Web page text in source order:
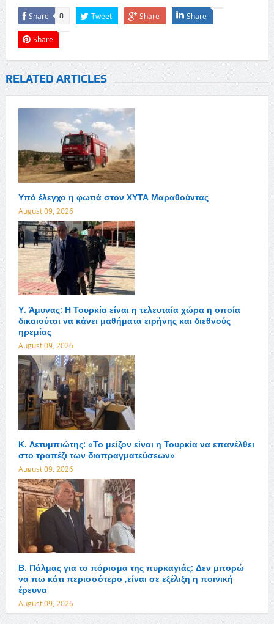
Share 0 Tweet Share Share
Share
RELATED ARTICLES
Υπό έλεγχο η φωτιά στον ΧΥΤΑ Μαραθούντας
August 09, 2026
Υ. Άμυνας: Η Τουρκία είναι η τελευταία χώρα η οποία
δικαιούται να κάνει μαθήματα ειρήνης και διεθνούς
ηρεμίας
August 09, 2026
Κ. Λετυμπιώτης: «Το μείζον είναι η Τουρκία να επανέλθει
στο τραπέζι των διαπραγματεύσεων»
August 09, 2026
Β. Πάλμας για το πόρισμα της πυρκαγιάς: Δεν μπορώ
να πω κάτι περισσότερο ,είναι σε εξέλιξη η ποινική
έρευνα
August 09, 2026